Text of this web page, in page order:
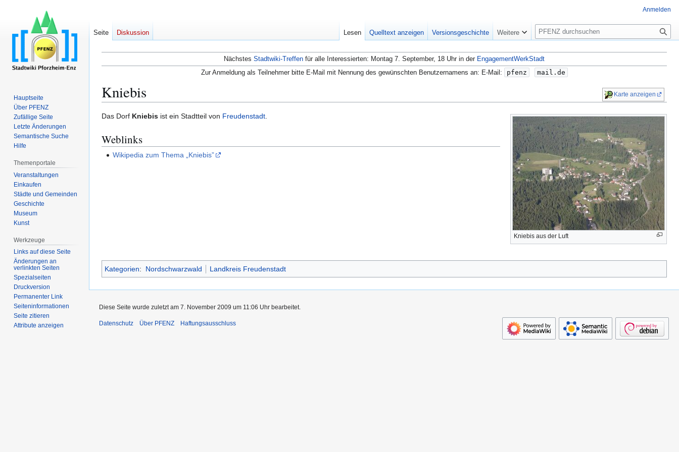
Nächstes Stadtwiki-Treffen für alle Interessierten: Montag 7. September, 18 Uhr in der EngagementWerkStadt
Zur Anmeldung als Teilnehmer bitte E-Mail mit Nennung des gewünschten Benutzernamens an: E-Mail:
pfenz mail.de
Kniebis
Zur
springen
Zur
springen
Karte anzeigen
Kniebis aus der Luft
Das Dorf Kniebis ist ein Stadtteil von Freudenstadt
Weblinks
Wikipedia zum Thema „Kniebis”
Kategorien: Nordschwarzwald Landkreis Freudenstadt
Anmelden
Seite Diskussion Lesen Quelltext anzeigen Versionsgeschichte Weitere
S
u
c
h
e
Hauptseite
Über PFENZ
Zufällige Seite
Letzte Änderungen
Semantische Suche
Hilfe
Themenportale
Veranstaltungen
Einkaufen
Städte und Gemeinden
Geschichte
Museum
Kunst
Werkzeuge
Links auf diese Seite
Änderungen an
verlinkten Seiten
Spezialseiten
Druckversion
Permanenter Link
Seiten­­informationen
Seite zitieren
Attribute anzeigen
Diese Seite wurde zuletzt am 7. November 2009 um 11:06 Uhr bearbeitet.
Datenschutz Über PFENZ Haftungsausschluss